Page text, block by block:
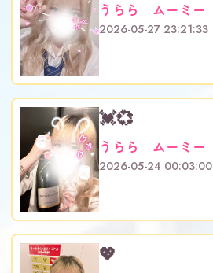
うらら ムーミー
2026-05-27 23:21:33
💓💞
うらら ムーミー
2026-05-24 00:03:00
💖